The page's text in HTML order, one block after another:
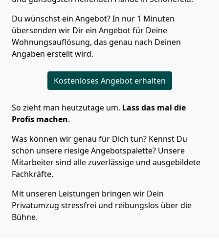
Du wünschst ein Angebot? In nur 1 Minuten
übersenden wir Dir ein Angebot für Deine
Wohnungsauflösung, das genau nach Deinen
Angaben erstellt wird.
Kostenloses Angebot erhalten
So zieht man heutzutage um. Lass das mal die
Profis machen.
Was können wir genau für Dich tun? Kennst Du
schon unsere riesige Angebotspalette? Unsere
Mitarbeiter sind alle zuverlässige und ausgebildete
Fachkräfte.
Mit unseren Leistungen bringen wir Dein
Privatumzug stressfrei und reibungslos über die
Bühne.